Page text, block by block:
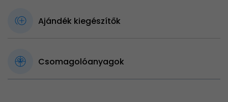
Ajándék kiegészítők
Csomagolóanyagok